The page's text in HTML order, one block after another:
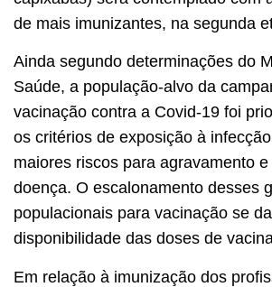
de mais imunizantes, na segunda
Ainda segundo determinações do
Saúde, a população-alvo da
vacinação contra a Covid-19 foi
os critérios de exposição à
maiores riscos para agravamento
doença. O escalonamento desses
populacionais para vacinação se
disponibilidade das doses de
Em relação à imunização dos